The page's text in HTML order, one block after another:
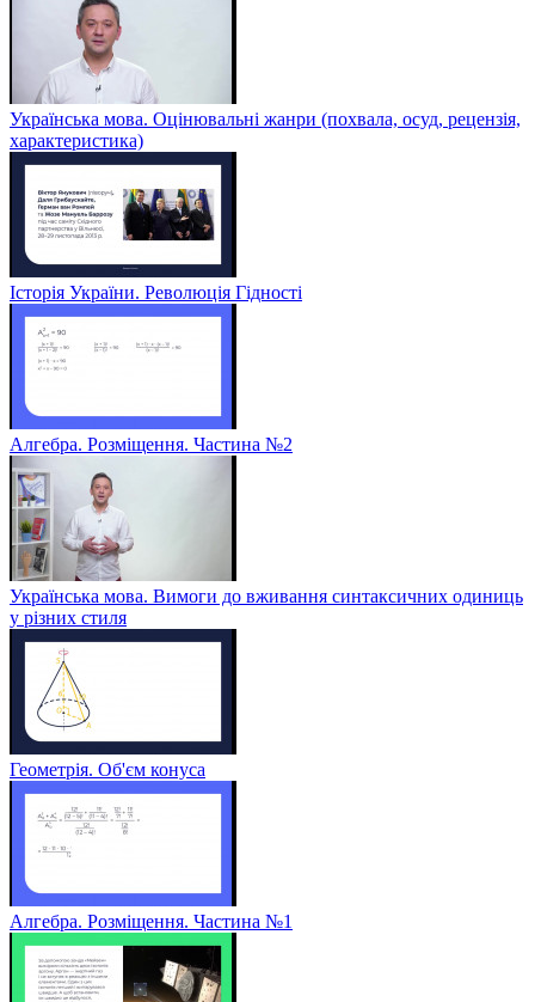
Українська мова. Оцінювальні жанри (похвала, осуд, рецензія,
характеристика)
Історія України. Революція Гідності
Алгебра. Розміщення. Частина №2
Українська мова. Вимоги до вживання синтаксичних одиниць
у різних стиля
Геометрія. Об'єм конуса
Алгебра. Розміщення. Частина №1